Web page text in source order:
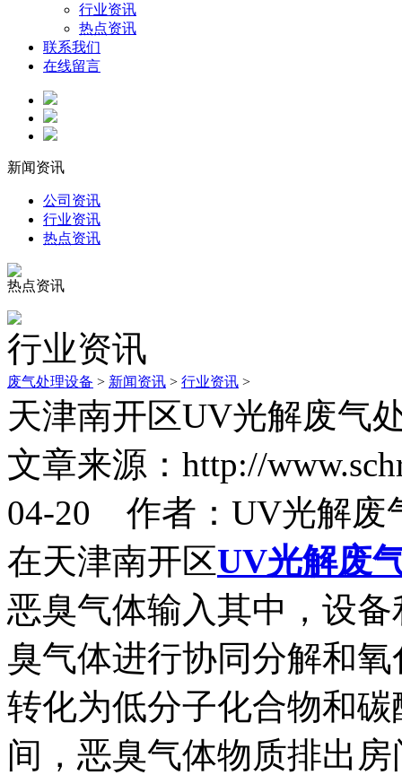
行业资讯
热点资讯
联系我们
在线留言
新闻资讯
公司资讯
行业资讯
热点资讯
热点资讯
行业资讯
废气处理设备 > 新闻资讯 > 行业资讯 >
天津南开区UV光解废气
文章来源：http://
04-20 作者：UV光解废
在天津南开区UV光解废
恶臭气体输入其中，设
臭气体进行协同分解和
转化为低分子化合物和
间，恶臭气体物质排出房